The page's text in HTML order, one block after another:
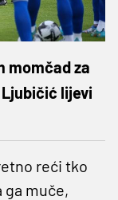
momčad za
lijevi
reći tko
ga muče,